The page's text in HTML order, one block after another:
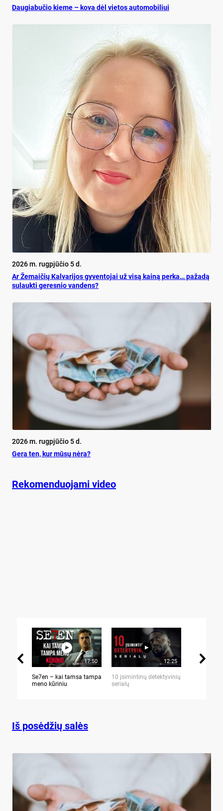
Dau­gia­bu­čio kie­me – ko­va dėl vie­tos au­to­mo­bi­liui
2026 m. rugpjūčio 5 d.
Ar Že­mai­čių Kal­va­ri­jos gy­ven­to­jai už vi­są kai­ną per­ka… pa­ža­dą
su­lauk­ti ge­res­nio van­dens?
2026 m. rugpjūčio 5 d.
Ge­ra ten, kur mū­sų nė­ra?
Rekomenduojami video
17:50
Se7en – kai tamsa tampa
meno kūriniu
12:25
10 įsimintinų detektyvinių
serialų
Iš posėdžių salės